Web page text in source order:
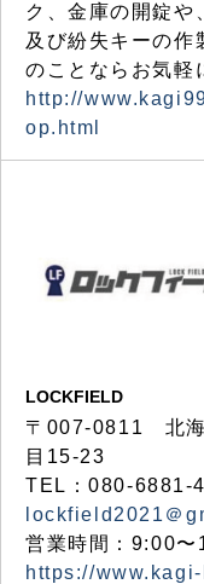
ク、金庫の開錠や
及び紛失キーの作
のことならお気軽
http://
op.html
LOCKFIELD
〒007-0811 北海
目15-23
TEL：080-6881-
lockfield2021＠
営業時間：9:00
https://